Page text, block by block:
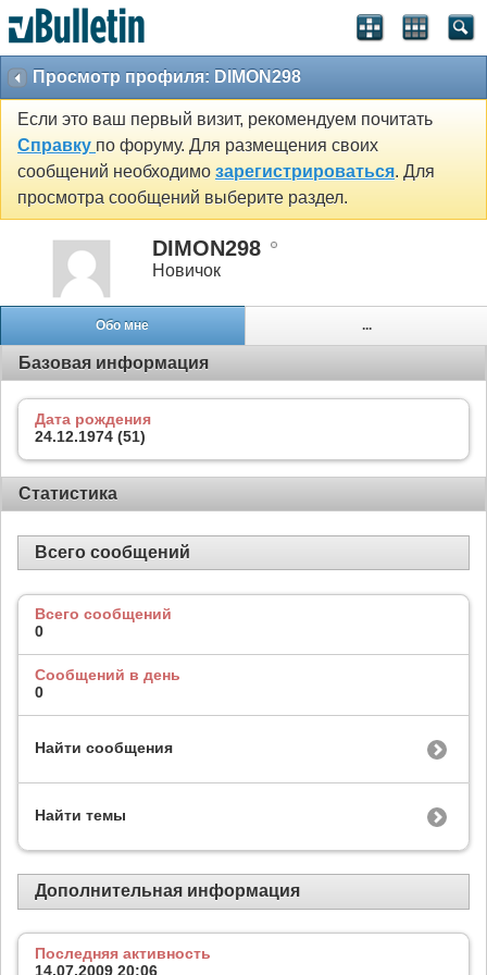
Просмотр профиля: DIMON298
Если это ваш первый визит, рекомендуем почитать
Справку по форуму. Для размещения своих
сообщений необходимо зарегистрироваться. Для
просмотра сообщений выберите раздел.
DIMON298
Новичок
Обо мне ...
Базовая информация
Дата рождения
24.12.1974 (51)
Статистика
Всего сообщений
Всего сообщений
0
Сообщений в день
0
Найти сообщения
Найти темы
Дополнительная информация
Последняя активность
14.07.2009 20:06